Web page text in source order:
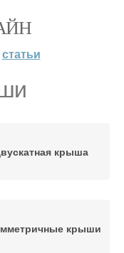
статьи
крыша
крыши